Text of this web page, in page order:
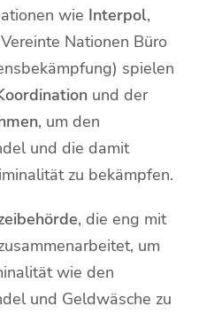
wie Interpol,
Nationen Büro
spielen
und der
, um den
und die damit
zu bekämpfen.
, die eng mit
um
wie den
und Geldwäsche zu